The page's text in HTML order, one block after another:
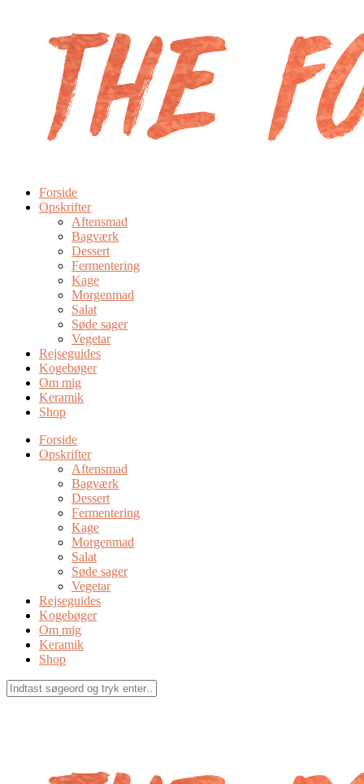
Forside
Opskrifter
Aftensmad
Bagværk
Dessert
Fermentering
Kage
Morgenmad
Salat
Søde sager
Vegetar
Rejseguides
Kogebøger
Om mig
Keramik
Shop
Forside
Opskrifter
Aftensmad
Bagværk
Dessert
Fermentering
Kage
Morgenmad
Salat
Søde sager
Vegetar
Rejseguides
Kogebøger
Om mig
Keramik
Shop